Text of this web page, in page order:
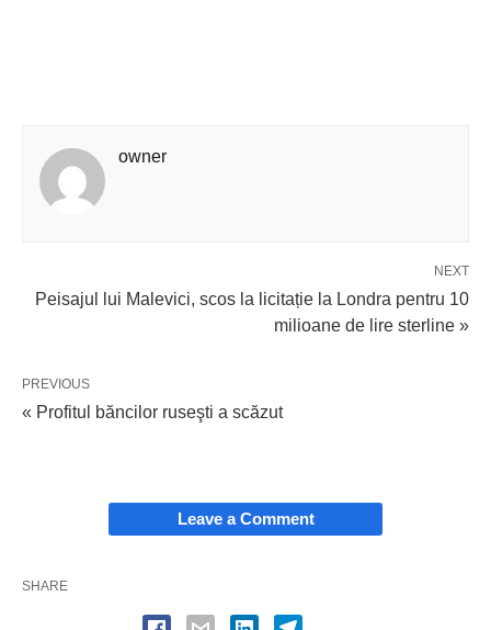
owner
NEXT
Peisajul lui Malevici, scos la licitație la Londra pentru 10
milioane de lire sterline »
PREVIOUS
« Profitul băncilor ruseşti a scăzut
Leave a Comment
SHARE